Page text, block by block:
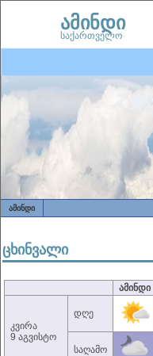
ამინდი
საქართველო
7
ᲐᲛᲘᲜᲓᲘ
ცხინვალი
ამინდი
კვირა
9 აგვისტო
დღე
საღამო